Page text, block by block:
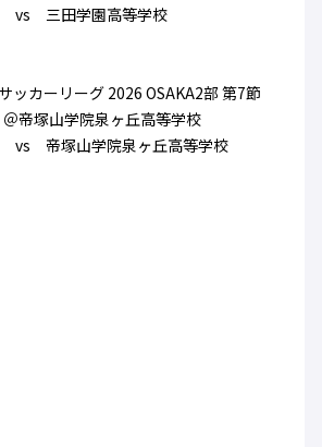
vs 三田学園高等学校
ッカーリーグ 2026 OSAKA2部 第7節
帝塚山学院泉ヶ丘高等学校
vs 帝塚山学院泉ヶ丘高等学校